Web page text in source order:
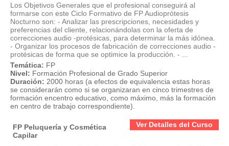
Los Objetivos Generales que el profesional conseguirá al
formarse con este Ciclo Formativo de FP Audioprótesis
Nocturno son: - Analizar las prescripciones, necesidades y
preferencias del cliente, relacionándolas con la oferta de
correcciones audio -protésicas, para determinar la más idónea.
- Organizar los procesos de fabricación de correcciones audio -
protésicas de forma que se optimice la producción. - ...
Temática: FP
Nivel: Formación Profesional de Grado Superior
Duración: 2000 horas (a efectos de equivalencia estas horas
se considerarán como si se organizaran en cinco trimestres de
formación encentro educativo, como máximo, más la formación
en centro de trabajo correspondiente).
Ver Detalles del Curso
FP Peluquería y Cosmética
Capilar